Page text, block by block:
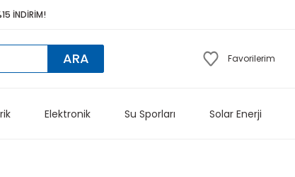
İNDİRİM!
ARA Favorilerim
Elektronik Su Sporları Solar Enerji